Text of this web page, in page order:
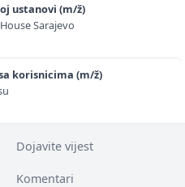
ustanovi (m/ž)
Sarajevo
korisnicima (m/ž)
Dojavite vijest
Komentari